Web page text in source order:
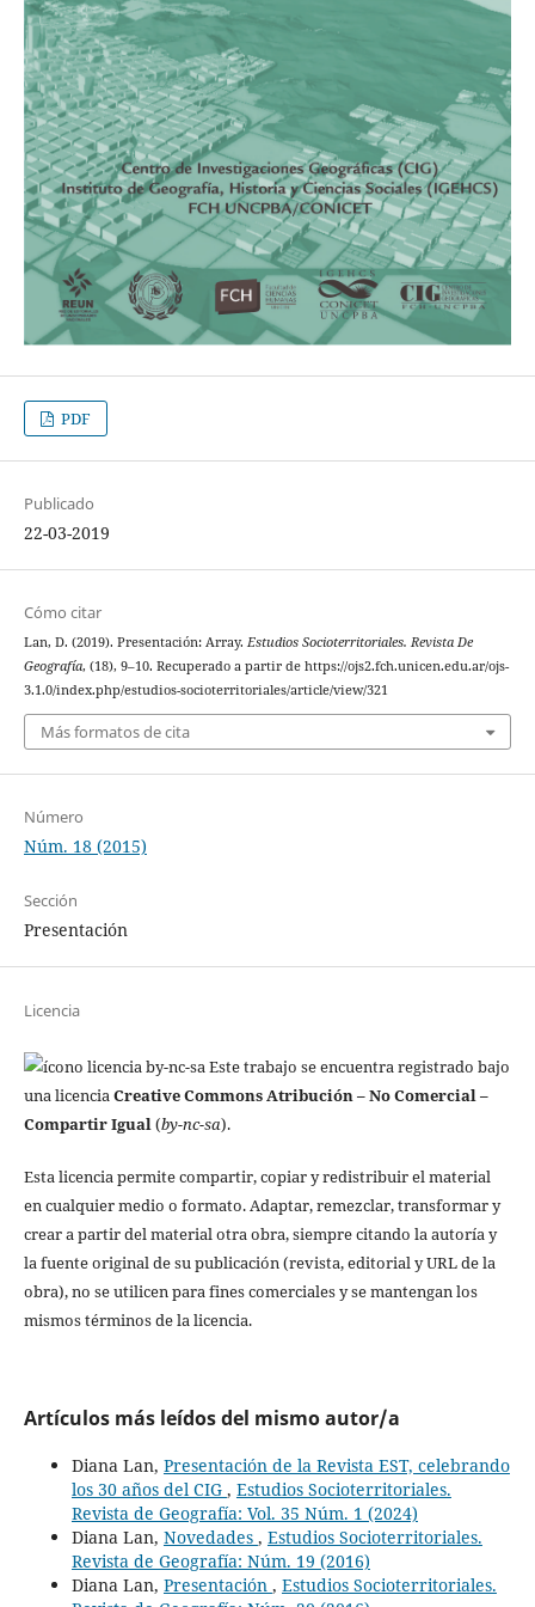
PDF
Publicado
22-03-2019
Cómo citar
Lan, D. (2019). Presentación: Array. Estudios Socioterritoriales. Revista De
Geografía, (18), 9–10. Recuperado a partir de https://ojs2.fch.unicen.edu.ar/ojs-
3.1.0/index.php/estudios-socioterritoriales/article/view/321
Más formatos de cita
Número
Núm. 18 (2015)
Sección
Presentación
Licencia
Este trabajo se encuentra registrado bajo
una licencia Creative Commons Atribución – No Comercial –
Compartir Igual (by-nc-sa).
Esta licencia permite compartir, copiar y redistribuir el material
en cualquier medio o formato. Adaptar, remezclar, transformar y
crear a partir del material otra obra, siempre citando la autoría y
la fuente original de su publicación (revista, editorial y URL de la
obra), no se utilicen para fines comerciales y se mantengan los
mismos términos de la licencia.
Artículos más leídos del mismo autor/a
Diana Lan, Presentación de la Revista EST, celebrando
los 30 años del CIG , Estudios Socioterritoriales.
Revista de Geografía: Vol. 35 Núm. 1 (2024)
Diana Lan, Novedades , Estudios Socioterritoriales.
Revista de Geografía: Núm. 19 (2016)
Diana Lan, Presentación , Estudios Socioterritoriales.